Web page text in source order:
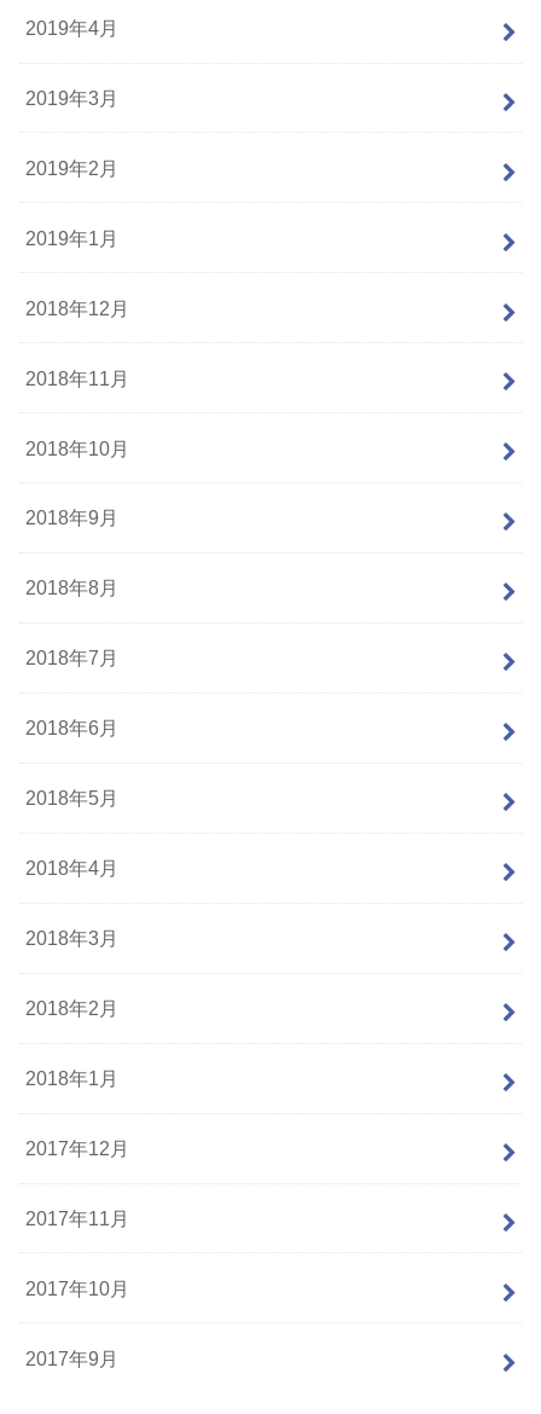
2019年4月
2019年3月
2019年2月
2019年1月
2018年12月
2018年11月
2018年10月
2018年9月
2018年8月
2018年7月
2018年6月
2018年5月
2018年4月
2018年3月
2018年2月
2018年1月
2017年12月
2017年11月
2017年10月
2017年9月